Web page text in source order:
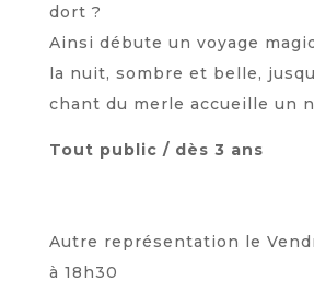
dort ?
Ainsi débute un voyage
la nuit, sombre et belle,
chant du merle accueille un
Tout public / dès 3 ans
Autre représentation le
à 18h30